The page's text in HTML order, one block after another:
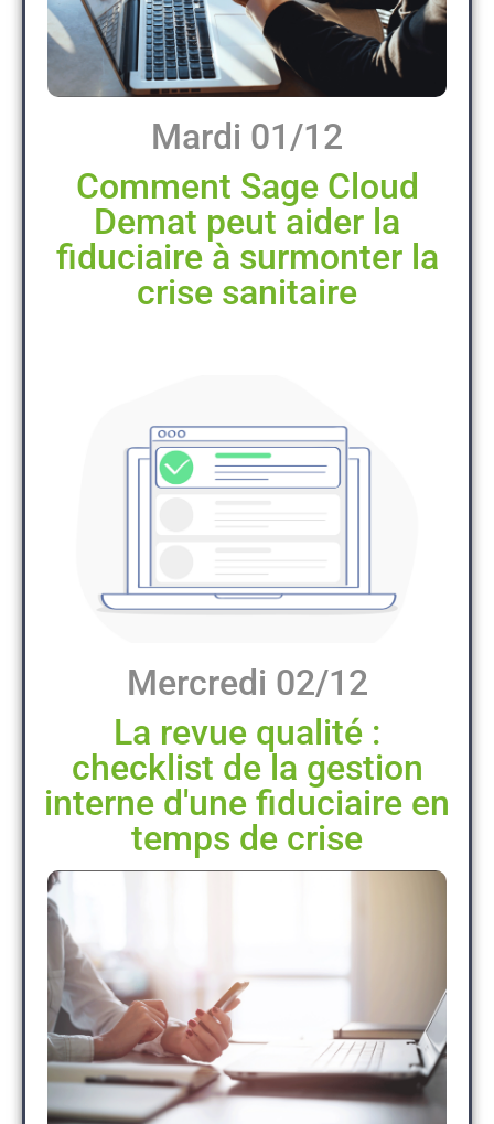
Mardi 01/12
Comment Sage Cloud
Demat peut aider la
fiduciaire à surmonter la
crise sanitaire
Mercredi 02/12
La revue qualité :
checklist de la gestion
interne d'une fiduciaire en
temps de crise